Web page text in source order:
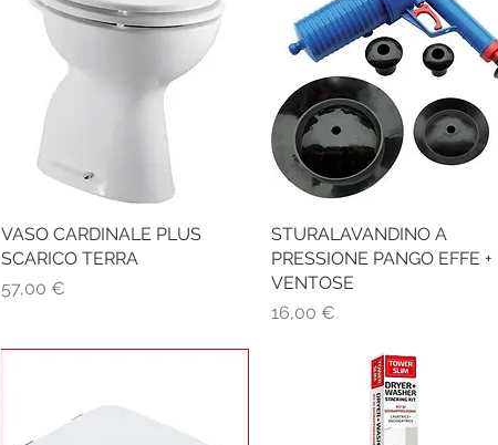
Vista rapida
VASO CARDINALE PLUS
SCARICO TERRA
Prezzo
57,00 €
Vista rapida
STURALAVANDINO A
PRESSIONE PANGO EFFE +
VENTOSE
Prezzo
16,00 €